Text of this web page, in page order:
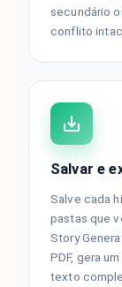
secundário
conflito
Salvar e
Salve cada
pastas que
Story
PDF, gera
texto